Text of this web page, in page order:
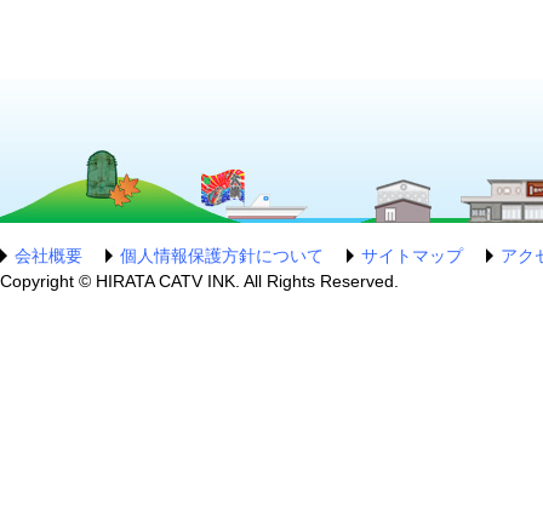
会社概要 個人情報保護方針について サイトマップ
アク
Copyright © HIRATA CATV INK. All Rights Reserved.